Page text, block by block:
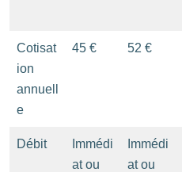
Cotisat
ion
annuell
e
45 € 52 €
Débit
Immédi
at ou
Immédi
at ou